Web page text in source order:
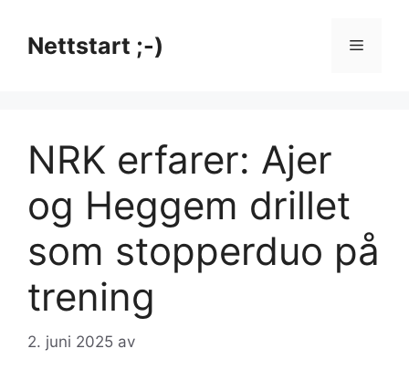
innholdNettstart ;-) Meny
NRK erfarer: Ajer
og Heggem drillet
som stopperduo på
trening
2. juni 2025 av